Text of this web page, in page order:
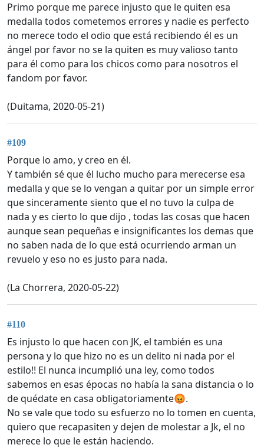
Primo porque me parece injusto que le quiten esa
medalla todos cometemos errores y nadie es perfecto
no merece todo el odio que está recibiendo él es un
ángel por favor no se la quiten es muy valioso tanto
para él como para los chicos como para nosotros el
fandom por favor.
(Duitama, 2020-05-21)
#109
Porque lo amo, y creo en él.
Y también sé que él lucho mucho para merecerse esa
medalla y que se lo vengan a quitar por un simple error
que sinceramente siento que el no tuvo la culpa de
nada y es cierto lo que dijo , todas las cosas que hacen
aunque sean pequeñas e insignificantes los demas que
no saben nada de lo que está ocurriendo arman un
revuelo y eso no es justo para nada.
(La Chorrera, 2020-05-22)
#110
Es injusto lo que hacen con JK, el también es una
persona y lo que hizo no es un delito ni nada por el
estilo!! El nunca incumplió una ley, como todos
sabemos en esas épocas no había la sana distancia o lo
de quédate en casa obligatoriamente😡.
No se vale que todo su esfuerzo no lo tomen en cuenta,
quiero que recapasiten y dejen de molestar a Jk, el no
merece lo que le están haciendo.